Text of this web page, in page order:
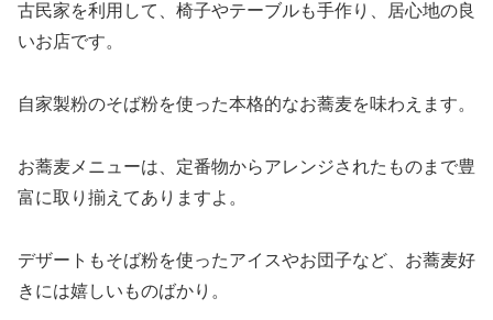
古民家を利用して、椅子やテーブルも手作り、居心地の良
いお店です。
自家製粉のそば粉を使った本格的なお蕎麦を味わえます。
お蕎麦メニューは、定番物からアレンジされたものまで豊
富に取り揃えてありますよ。
デザートもそば粉を使ったアイスやお団子など、お蕎麦好
きには嬉しいものばかり。